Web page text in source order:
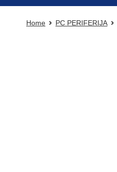
Home PC PERIFERIJA